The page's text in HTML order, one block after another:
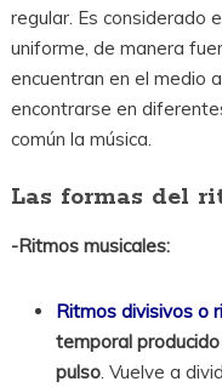
regular. Es considerado
uniforme, de manera
encuentran en el medio
encontrarse en
común la música.
Las formas del
-Ritmos musicales:
Ritmos divisivos o
temporal
pulso . Vuelve a